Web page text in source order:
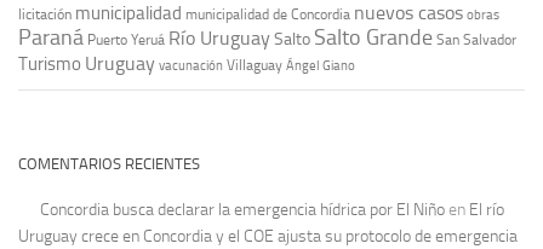
licitación municipalidad municipalidad de Concordia nuevos casos obras
Paraná Puerto Yeruá Río UruguaySalto Salto Grande San Salvador
Turismo Uruguay vacunación Villaguay Ángel Giano
COMENTARIOS RECIENTES
Concordia busca declarar la emergencia hídrica por El Niño en El río
Uruguay crece en Concordia y el COE ajusta su protocolo de emergencia